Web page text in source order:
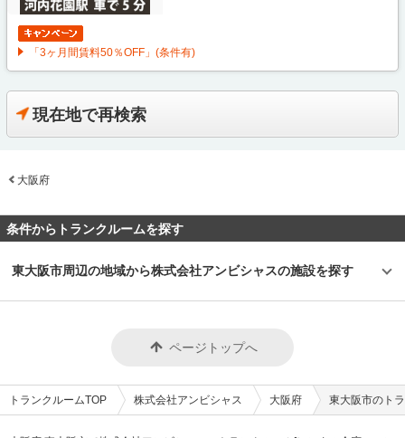
「3ヶ月間賃料50％OFF」(条件有)
現在地で再検索
大阪府
条件からトランクルームを探す
東大阪市周辺の地域から株式会社アンビシャスの施設を探す
ページトップへ
トランクルームTOP 株式会社アンビシャス 大阪府 東大阪市のト